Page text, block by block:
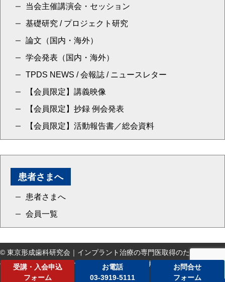
当会主催講演会・セッション
基礎研究 / プロジェクト研究
論文（国内・海外）
学会発表（国内・海外）
TPDS NEWS / 会報誌 / ニュースレター
【会員限定】講義映像
【会員限定】抄録 例会発表
【会員限定】活動報告書／総会資料
患者さまへ
患者さまへ
会員一覧
© 東京形成歯科研究会｜インプラント治療の専門医取得のための指定研
修施設なら、手厚いサポートと高い合格率で評判の東京形成歯科研究会
まで
受講・入会申込
フォーム
お電話
03-3919-5111
お問合せ
フォーム